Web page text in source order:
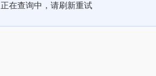
正在查询中，请刷新重试